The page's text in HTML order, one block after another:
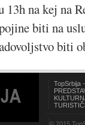
13h na kej na
biti na
biti
TopSrbija